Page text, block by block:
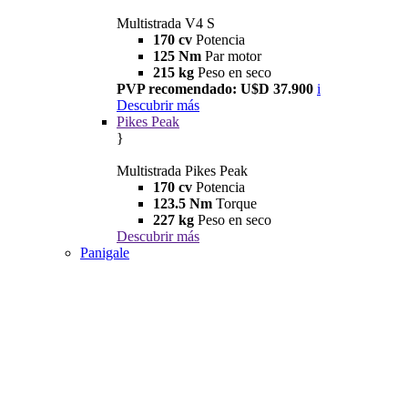
Multistrada V4 S
170 cv Potencia
125 Nm Par motor
215 kg Peso en seco
PVP recomendado: U$D 37.900 i
Descubrir más
Pikes Peak
}
Multistrada Pikes Peak
170 cv Potencia
123.5 Nm Torque
227 kg Peso en seco
Descubrir más
Panigale